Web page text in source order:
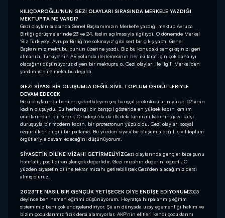
KILIÇDAROĞLU'NUN GEZİ OLAYLARI SIRASINDA MERKEL'E YAZDIĞI
MEKTUPTA NE VARDI?
Gezi olayları sırasında Genel Başkanımızın Merkel'e yazdığı mektup Avrupa
Birliği görüşmelerinde 23 ve 24. faslın açılmasıyla ilgiliydi. O dönemde Merkel
'Biz Türkiye'yi Avrupa Birliği'ne sokmayız' gibi sert bir çıkış yaptı. Genel
Başkanımız mektubu bunun üzerine yazdı. Biz bu konudaki sert çıkışınızı geri
almanızı, Türkiye'nin AB yolunda ilerlemesinin her iki taraf için çok daha iyi
olacağını düşünüyoruz diyen bir mektuptu o. Gezi olayları ile ilgili Merkel'den
yardım isteme mektubu değildi.
GEZİ SİYASİ BİR OLUŞUMLA DEĞİL SİVİL TOPLUM ÖRGÜTLERİYLE
DEVAM EDECEK
Gezi olaylarında beni en çok etkileyen şey barışçıl protestocuların yüzde 62'sinin
kadın oluşuydu. Bu herhangi bir barışçıl gösteride en yüksek kadın katılım
oranlarından bir tanesi. Ortadoğu'da da ilk defa kırmızılı kadının gaza karşı
duruşuyla bir modern kadın, bir protestonun yüzü oldu. Gezi olayları sosyal
özgürlüklerle ilgili bir patlama. Bu yüzden siyasi bir oluşumla değil, sivil toplum
örgütleriyle devam edeceğini düşünüyorum.
SİYASETİN DİLİNE MİZAHI GETİRMELİYİZGezi olaylarında gençler bize şunu
hatırlattı; pasif direnişler çok değerlidir. Gezi mizahın değerini öğretti. O
yüzden siyasetin diline tekrar mizahı getirebilirsek Gezi'den alacağımız dersi
almış oluruz.
2023'TE NASIL BİR GENÇLİK YETİŞECEK DİYE ENDİŞE EDİYORUM2023
deyince ben hemen eğitimi düşünüyorum. Hoyratça hırpalanmış eğitim
sistemimiz beni çok endişelendiriyor. Şu an dünyada uzay egemenliği hakim ve
bizim çocuklarımız fizik dersi alamıyorlar. AKP'nin elitleri kendi çocuklarını